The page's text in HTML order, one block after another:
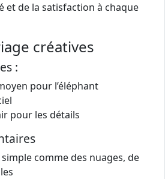
et de la satisfaction à chaque
créatives
:
pour l’éléphant
pour les détails
comme des nuages, de